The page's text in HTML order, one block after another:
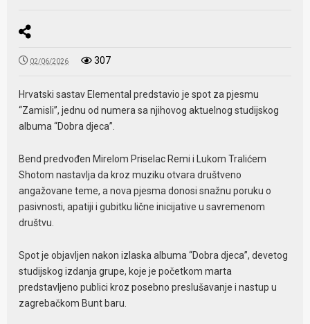
02/06/2026 307
​Hrvatski sastav Elemental predstavio je spot za pjesmu
“Zamisli”, jednu od numera sa njihovog aktuelnog studijskog
albuma “Dobra djeca”.
Bend predvođen Mirelom Priselac Remi i Lukom Tralićem
Shotom nastavlja da kroz muziku otvara društveno
angažovane teme, a nova pjesma donosi snažnu poruku o
pasivnosti, apatiji i gubitku lične inicijative u savremenom
društvu.
Spot je objavljen nakon izlaska albuma “Dobra djeca”, devetog
studijskog izdanja grupe, koje je početkom marta
predstavljeno publici kroz posebno preslušavanje i nastup u
zagrebačkom Bunt baru.